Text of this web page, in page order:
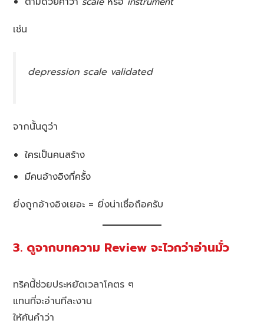
เช่น
depression scale validated
จากนั้นดูว่า
ใครเป็นคนสร้าง
มีคนอ้างอิงกี่ครั้ง
ยิ่งถูกอ้างอิงเยอะ = ยิ่งน่าเชื่อถือครับ
3. ดูจากบทความ Review จะไวกว่าอ่านมั่ว
ทริคนี้ช่วยประหยัดเวลาโคตร ๆ
แทนที่จะอ่านทีละงาน
ให้ค้นคำว่า